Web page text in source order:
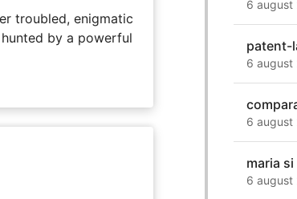
troubled, enigmatic
by a powerful
6 august
patent-
6 august
6 august
maria si
6 august